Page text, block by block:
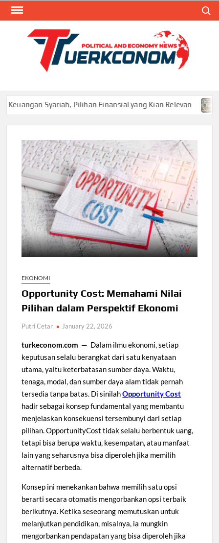
Skip
Syariah, Pilihan Finansial yang Kian Relevan
EKONOMI
Opportunity Cost: Memahami Nilai
Pilihan dalam Perspektif Ekonomi
Putri Cetar January 22, 2026
turkeconom.com — Dalam ilmu ekonomi, setiap
keputusan selalu berangkat dari satu kenyataan
utama, yaitu keterbatasan sumber daya. Waktu,
tenaga, modal, dan sumber daya alam tidak pernah
tersedia tanpa batas. Di sinilahOpportunity Cost
hadir sebagai konsep fundamental yang membantu
menjelaskan konsekuensi tersembunyi dari setiap
pilihan. OpportunityCost tidak selalu berbentuk uang,
tetapi bisa berupa waktu, kesempatan, atau manfaat
lain yang seharusnya bisa diperoleh jika memilih
alternatif berbeda.
Konsep ini menekankan bahwa memilih satu opsi
berarti secara otomatis mengorbankan opsi terbaik
berikutnya. Ketika seseorang memutuskan untuk
melanjutkan pendidikan, misalnya, ia mungkin
mengorbankan pendapatan yang bisa diperoleh jika